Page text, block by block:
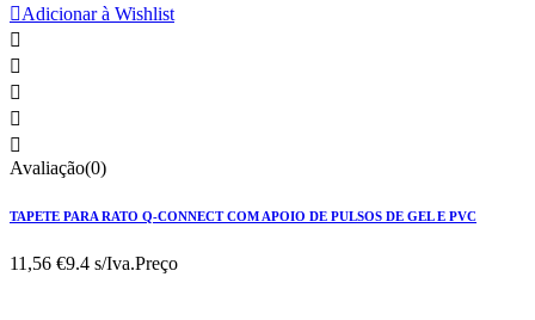
Adicionar à Wishlist





Avaliação(0)
TAPETE PARA RATO Q-CONNECT COM APOIO DE PULSOS DE GEL E PVC
11,56 €9.4 s/Iva.Preço